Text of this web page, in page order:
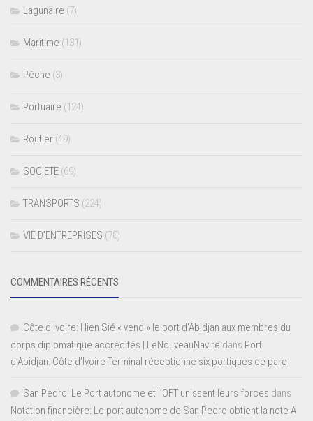
Lagunaire (7)
Maritime (131)
Pêche (3)
Portuaire (124)
Routier (49)
SOCIETE (69)
TRANSPORTS (224)
VIE D’ENTREPRISES (70)
COMMENTAIRES RÉCENTS
Côte d'Ivoire: Hien Sié « vend » le port d'Abidjan aux membres du
corps diplomatique accrédités | LeNouveauNavire dans Port
d’Abidjan: Côte d’Ivoire Terminal réceptionne six portiques de parc
San Pedro: Le Port autonome et l’OFT unissent leurs forces dans
Notation financière: Le port autonome de San Pedro obtient la note A